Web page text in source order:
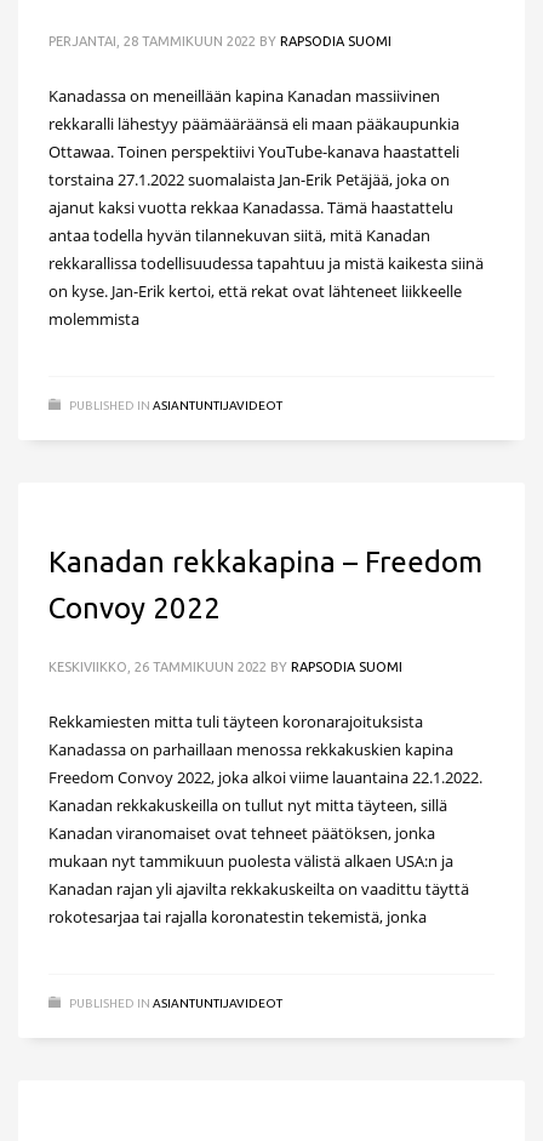
PERJANTAI, 28 TAMMIKUUN 2022 BY RAPSODIA SUOMI
Kanadassa on meneillään kapina Kanadan massiivinen
rekkaralli lähestyy päämääräänsä eli maan pääkaupunkia
Ottawaa. Toinen perspektiivi YouTube-kanava haastatteli
torstaina 27.1.2022 suomalaista Jan-Erik Petäjää, joka on
ajanut kaksi vuotta rekkaa Kanadassa. Tämä haastattelu
antaa todella hyvän tilannekuvan siitä, mitä Kanadan
rekkarallissa todellisuudessa tapahtuu ja mistä kaikesta siinä
on kyse. Jan-Erik kertoi, että rekat ovat lähteneet liikkeelle
molemmista
PUBLISHED IN ASIANTUNTIJAVIDEOT
Kanadan rekkakapina – Freedom
Convoy 2022
KESKIVIIKKO, 26 TAMMIKUUN 2022 BY RAPSODIA SUOMI
Rekkamiesten mitta tuli täyteen koronarajoituksista
Kanadassa on parhaillaan menossa rekkakuskien kapina
Freedom Convoy 2022, joka alkoi viime lauantaina 22.1.2022.
Kanadan rekkakuskeilla on tullut nyt mitta täyteen, sillä
Kanadan viranomaiset ovat tehneet päätöksen, jonka
mukaan nyt tammikuun puolesta välistä alkaen USA:n ja
Kanadan rajan yli ajavilta rekkakuskeilta on vaadittu täyttä
rokotesarjaa tai rajalla koronatestin tekemistä, jonka
PUBLISHED IN ASIANTUNTIJAVIDEOT